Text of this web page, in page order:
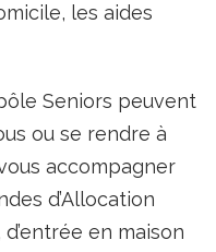
les aides
Seniors peuvent
ou se rendre à
accompagner
d’Allocation
en maison